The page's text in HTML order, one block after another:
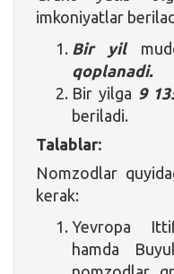
imkoniyatlar
Bir yil
qoplanadi.
Bir yilga 9
beriladi.
Talablar:
Nomzodlar
kerak:
Yevropa
hamda